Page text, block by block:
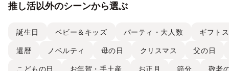
推し活以外のシーンから選ぶ
誕生日 ベビー＆キッズ パーティ・大人数 ギフト
還暦 ノベルティ 母の日 クリスマス 父の日
こどもの日 お年賀・手土産 お正月 節分 敬老